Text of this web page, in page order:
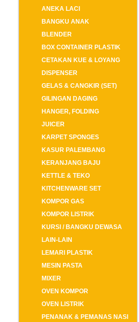
ANEKA LACI
BANGKU ANAK
BLENDER
BOX CONTAINER PLASTIK
CETAKAN KUE & LOYANG
DISPENSER
GELAS & CANGKIR (SET)
GILINGAN DAGING
HANGER, FOLDING
JUICER
KARPET SPONGES
KASUR PALEMBANG
KERANJANG BAJU
KETTLE & TEKO
KITCHENWARE SET
KOMPOR GAS
KOMPOR LISTRIK
KURSI / BANGKU DEWASA
LAIN-LAIN
LEMARI PLASTIK
MESIN PASTA
MIXER
OVEN KOMPOR
OVEN LISTRIK
PENANAK & PEMANAS NASI